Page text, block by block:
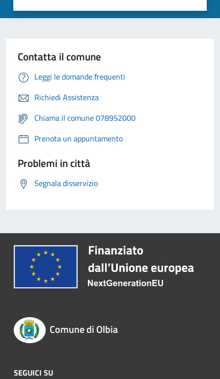
Contatta il comune
Leggi le domande frequenti
Richiedi Assistenza
Chiama il comune 078952000
Prenota un appuntamento
Problemi in città
Segnala disservizio
Comune di Olbia
SEGUICI SU